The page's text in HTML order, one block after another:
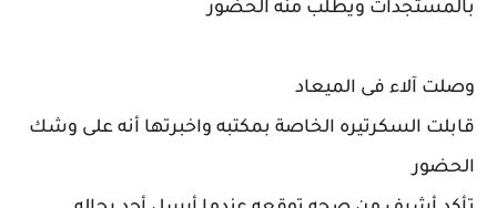
بالمستجدات ويطلب منه الحضور
وصلت آلاء فى الميعاد
قابلت السكرتيره الخاصة بمكتبه واخبرتها أنه على وشك
الحضور